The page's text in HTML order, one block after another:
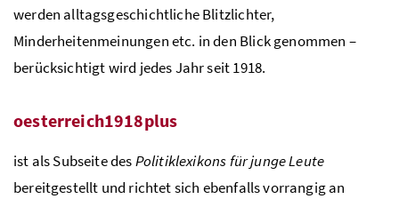
werden alltagsgeschichtliche Blitzlichter,
Minderheitenmeinungenetc. in den Blick genommen –
berücksichtigt wird jedes Jahr seit 1918.
oesterreich1918plus
ist als Subseite desPolitiklexikons für junge Leute
bereitgestellt und richtet sich ebenfalls vorrangig an